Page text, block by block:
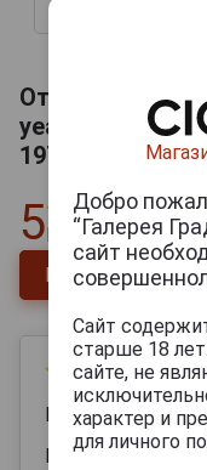
Отзывы на Bas
years
1970 года 0.2л
5 Всего1отзыв
Напишите отзыв
30
Мария
Брала в первый
Добро
“Галерея
сайт
Сайт
старше 18
сайте, не
характер и
для личного